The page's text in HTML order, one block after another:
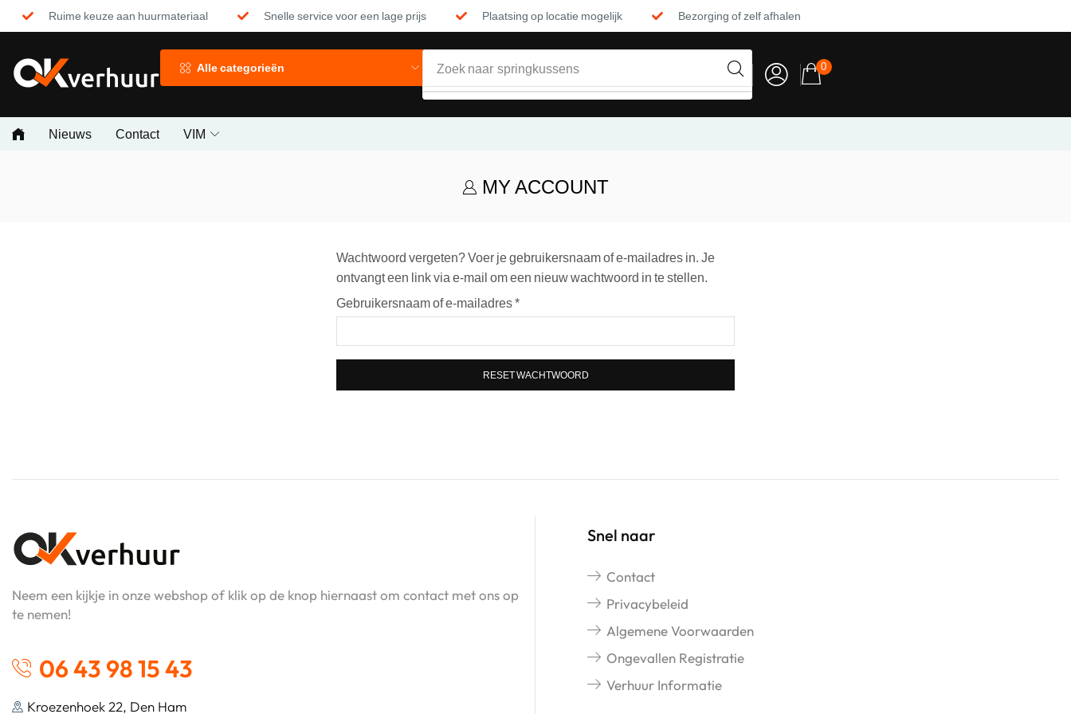
Ruime keuze aan huurmateriaal Snelle service voor een lage prijs Plaatsing op locatie mogelijk Bezorging of zelf afhalen
Alle categorieën Zoek naar springkussens 0
Nieuws Contact VIM
MY ACCOUNT
Wachtwoord vergeten? Voer je gebruikersnaam of e-mailadres in. Je
ontvangt een link via e-mail om een nieuw wachtwoord in te stellen.
Gebruikersnaam of e-mailadres*
RESET WACHTWOORD
Neem een kijkje in onze webshop of klik op de knop hiernaast om contact met ons op
te nemen!
06 43 98 15 43
Kroezenhoek 22, Den Ham
Snel naar
Contact
Privacybeleid
Algemene Voorwaarden
Ongevallen Registratie
Verhuur Informatie